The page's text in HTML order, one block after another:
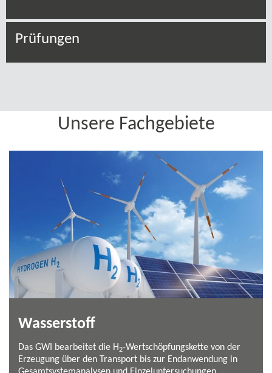
Unsere Fachgebiete
Wasserstoff
Das GWI bearbeitet die H
-​Wertschöpfungskette von der
Gesamtsystemanalysen und Einzeluntersuchungen.
Mehr erfahren